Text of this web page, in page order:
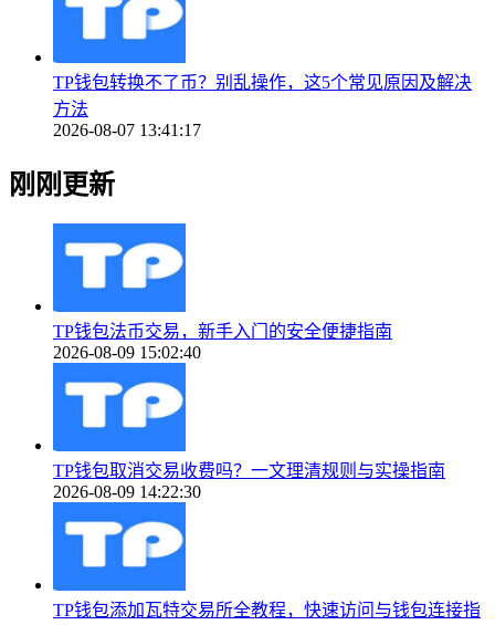
TP钱包转换不了币？别乱操作，这5个常见原因及解决
方法
2026-08-07 13:41:17
刚刚更新
TP钱包法币交易，新手入门的安全便捷指南
2026-08-09 15:02:40
TP钱包取消交易收费吗？一文理清规则与实操指南
2026-08-09 14:22:30
TP钱包添加瓦特交易所全教程，快速访问与钱包连接指